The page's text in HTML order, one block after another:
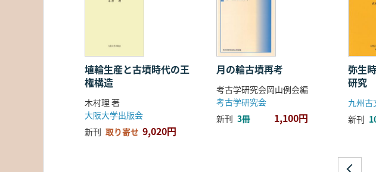
埴輪生産と古墳時代の王
権構造
木村理 著
大阪大学出版会
新刊 取り寄せ 9,020円
月の輪古墳再考
考古学研究会岡山例会編
考古学研究会
新刊 3冊 1,100円
弥生
研究
九州古
新刊